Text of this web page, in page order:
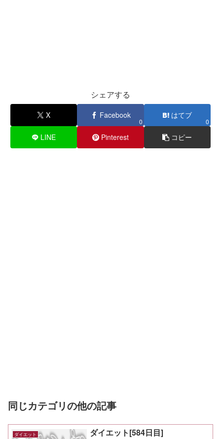
シェアする
X Facebook
0
はてブ
0
LINE Pinterest コピー
同じカテゴリの他の記事
ダイエット ダイエット[584日目]